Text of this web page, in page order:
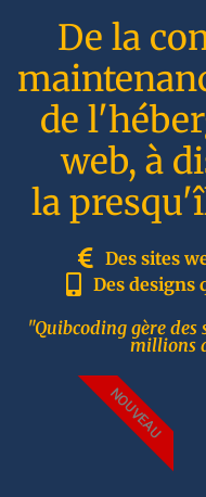
De la
de
web, à
la
Des sites
Des designs
"Quibcoding gère
millions
NOUVEAU